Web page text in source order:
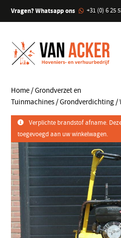
Vragen? Whatsapp ons +31 (0) 6 25
Home/Grondverzet en
Tuinmachines/Grondverdichting/
Verplichte brandstof afname.
toegevoegd aan uw winkelwagen.